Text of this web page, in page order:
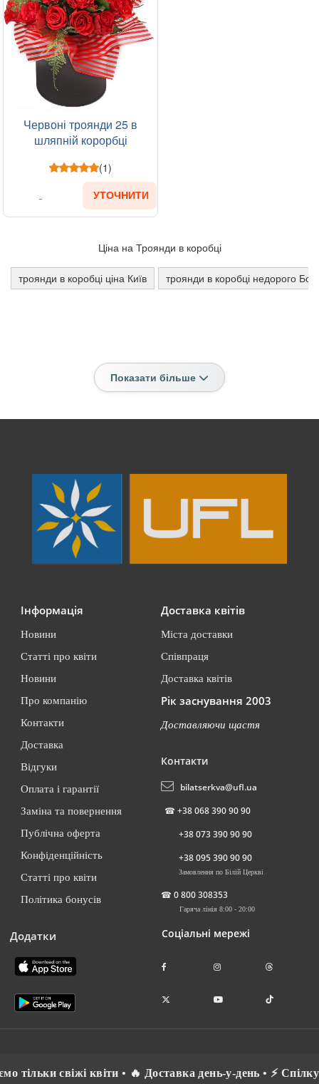
Червоні троянди 25 в
шляпній корорбці
(1)
УТОЧНИТИ
Ціна на Троянди в коробці
троянди в коробці ціна Київ троянди в коробці недорого
Показати більше
Інформація
Новини
Статті про квіти
Новини
Про компанію
Контакти
Доставка
Відгуки
Оплата і гарантії
Заміна та повернення
Публічна оферта
Конфіденційність
Статті про квіти
Політика бонусів
Додатки
Доставка квітів
Міста доставки
Співпраця
Доставка квітів
Рік заснування 2003
Доставляючи щастя
Контакти
bilatserkva@ufl.ua
☎ +38 068 390 90 90
+38 073 390 90 90
+38 095 390 90 90
Замовлення по Білій Церкві
☎ 0 800 308353
Гаряча лінія 8:00 - 20:00
Соціальні мережі
• 🔥 Доставка день-у-день • ⚡ Спілкуємось рідною